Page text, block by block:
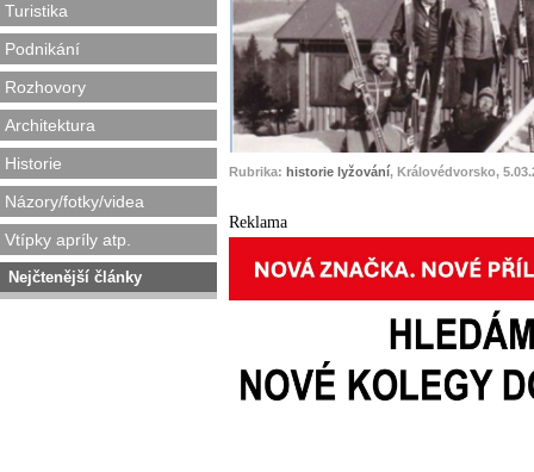
Turistika
Podnikání
Rozhovory
Architektura
Historie
Názory/fotky/videa
Vtípky apríly atp.
Nejčtenější články
Rubrika: historie lyžování, Královédvorsko,
Reklama